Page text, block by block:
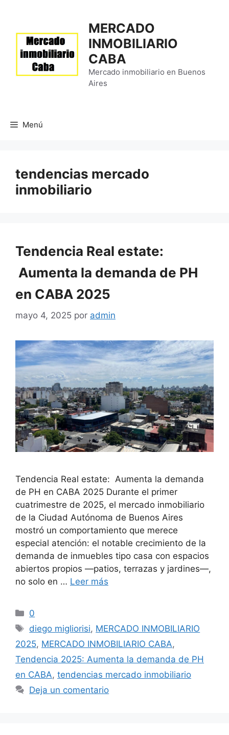
contenido
MERCADO
INMOBILIARIO
CABA
Mercado inmobiliario en Buenos
Aires
Menú
tendencias mercado
inmobiliario
Tendencia Real estate:
Aumenta la demanda de PH
en CABA 2025
mayo 4, 2025 por admin
Tendencia Real estate: Aumenta la demanda
de PH en CABA 2025 Durante el primer
cuatrimestre de 2025, el mercado inmobiliario
de la Ciudad Autónoma de Buenos Aires
mostró un comportamiento que merece
especial atención: el notable crecimiento de la
demanda de inmuebles tipo casa con espacios
abiertos propios —patios, terrazas y jardines—,
no solo en … Leer más
Categorías
0
Etiquetas
diego migliorisi, MERCADO INMOBILIARIO
2025, MERCADO INMOBILIARIO CABA,
Tendencia 2025: Aumenta la demanda de PH
en CABA, tendencias mercado inmobiliario
Deja un comentario